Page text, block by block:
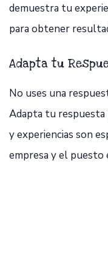
demuestra tu
para obtener
Adapta tu
No uses una
Adapta tu respuesta
y experiencias son
empresa y el puesto